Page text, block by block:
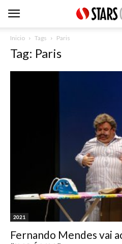
Inicio Tags Paris
Tag: Paris
2021
Fernando Mendes vai